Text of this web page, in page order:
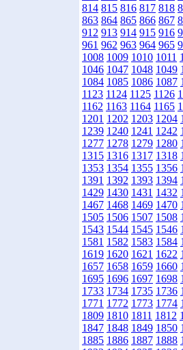
814 815 816 817 818
863 864 865 866 867
912 913 914 915 916
961 962 963 964 965
1008 1009 1010 1011
1046 1047 1048 1049
1084 1085 1086 1087
1123 1124 1125 1126
1162 1163 1164 1165
1201 1202 1203 1204
1239 1240 1241 1242
1277 1278 1279 1280
1315 1316 1317 1318
1353 1354 1355 1356
1391 1392 1393 1394
1429 1430 1431 1432
1467 1468 1469 1470
1505 1506 1507 1508
1543 1544 1545 1546
1581 1582 1583 1584
1619 1620 1621 1622
1657 1658 1659 1660
1695 1696 1697 1698
1733 1734 1735 1736
1771 1772 1773 1774
1809 1810 1811 1812
1847 1848 1849 1850
1885 1886 1887 1888